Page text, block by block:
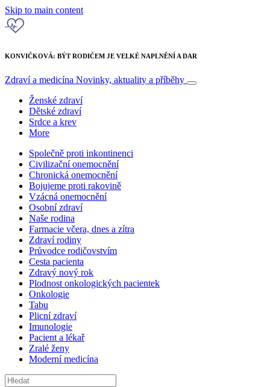
Skip to main content
KONVIČKOVÁ: BÝT RODIČEM JE VELKÉ NAPLNĚNÍ A DAR
Zdraví a medicína Novinky, aktuality a příběhy
Ženské zdraví
Dětské zdraví
Srdce a krev
More
Společně proti inkontinenci
Civilizační onemocnění
Chronická onemocnění
Bojujeme proti rakovině
Vzácná onemocnění
Osobní zdraví
Naše rodina
Farmacie včera, dnes a zítra
Zdraví rodiny
Průvodce rodičovstvím
Cesta pacienta
Zdravý nový rok
Plodnost onkologických pacientek
Onkologie
Tabu
Plicní zdraví
Imunologie
Pacient a lékař
Zralé ženy
Moderní medicína